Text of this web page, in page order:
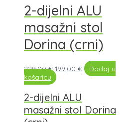
2-dijelni ALU
masažni stol
Dorina (crni)
229,00€ 199,00 €
Dodaj u
košaricu
2-dijelni ALU
masažni stol Dorina